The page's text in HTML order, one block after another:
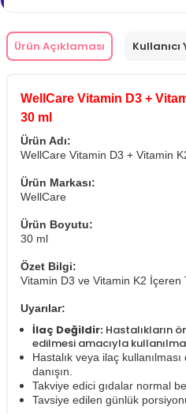
Ürün Açıklaması Kullanıcı
WellCare Vitamin D3 +
30 ml
Ürün Adı:
WellCare Vitamin D3 + Vitamin
Ürün Markası:
WellCare
Ürün Boyutu:
30 ml
Özet Bilgi:
Vitamin D3 ve Vitamin K2 İçeren
Uyarılar:
İlaç Değildir: Hastalıkların
edilmesi amacıyla
Hastalık veya ilaç
danışın.
Takviye edici gıdalar normal
Tavsiye edilen günlük